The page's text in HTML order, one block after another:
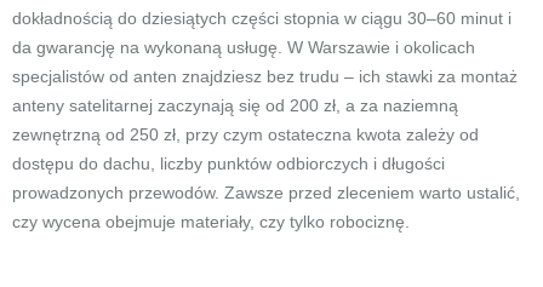
dokładnością do dziesiątych części stopnia w ciągu 30–60 minut i
da gwarancję na wykonaną usługę. W Warszawie i okolicach
specjalistów od anten znajdziesz bez trudu – ich stawki za montaż
anteny satelitarnej zaczynają się od 200 zł, a za naziemną
zewnętrzną od 250 zł, przy czym ostateczna kwota zależy od
dostępu do dachu, liczby punktów odbiorczych i długości
prowadzonych przewodów. Zawsze przed zleceniem warto ustalić,
czy wycena obejmuje materiały, czy tylko robociznę.